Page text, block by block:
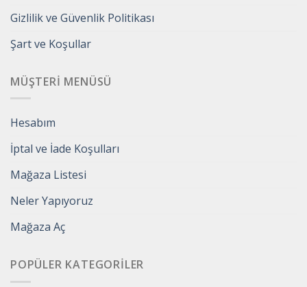
Gizlilik ve Güvenlik Politikası
Şart ve Koşullar
MÜŞTERI MENÜSÜ
Hesabım
İptal ve İade Koşulları
Mağaza Listesi
Neler Yapıyoruz
Mağaza Aç
POPÜLER KATEGORILER